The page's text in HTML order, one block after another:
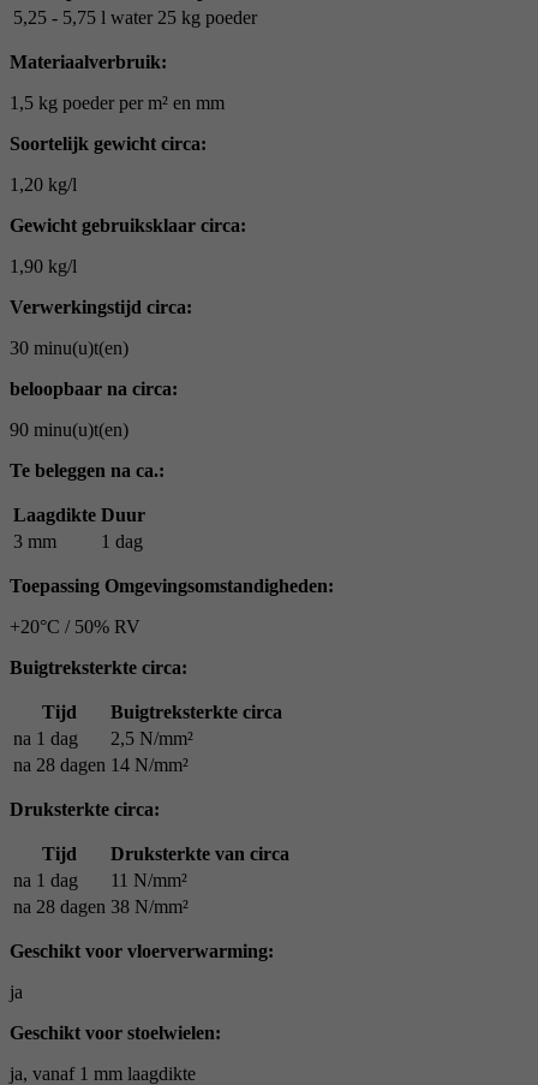
5,25 - 5,75 l water 25 kg poeder
Materiaalverbruik:
1,5 kg poeder per m² en mm
Soortelijk gewicht circa:
1,20 kg/l
Gewicht gebruiksklaar circa:
1,90 kg/l
Verwerkingstijd circa:
30 minu(u)t(en)
beloopbaar na circa:
90 minu(u)t(en)
Te beleggen na ca.:
Laagdikte Duur
3 mm
1 dag
Toepassing Omgevingsomstandigheden:
+20°C / 50% RV
Buigtreksterkte circa:
Tijd
Buigtreksterkte circa
na 1 dag
2,5 N/mm²
na 28 dagen 14 N/mm²
Druksterkte circa:
Tijd
Druksterkte van circa
na 1 dag
11 N/mm²
na 28 dagen 38 N/mm²
Geschikt voor vloerverwarming:
ja
Geschikt voor stoelwielen:
ja, vanaf 1 mm laagdikte